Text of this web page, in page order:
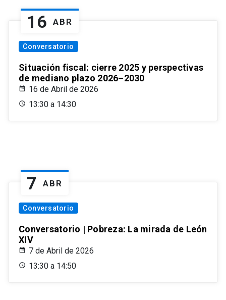
16 ABR
Conversatorio
Situación fiscal: cierre 2025 y perspectivas
de mediano plazo 2026–2030
16 de Abril de 2026
13:30 a 14:30
7 ABR
Conversatorio
Conversatorio | Pobreza: La mirada de León
XIV
7 de Abril de 2026
13:30 a 14:50